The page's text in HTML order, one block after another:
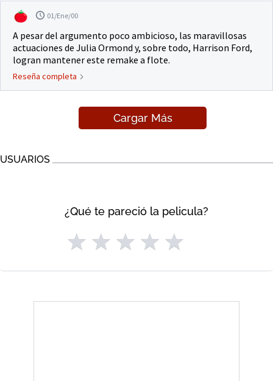
01/Ene/00
A pesar del argumento poco ambicioso, las maravillosas
actuaciones de Julia Ormond y, sobre todo, Harrison Ford,
logran mantener este remake a flote.
Reseña completa
Cargar Más
USUARIOS
¿Qué te pareció la pelicula?